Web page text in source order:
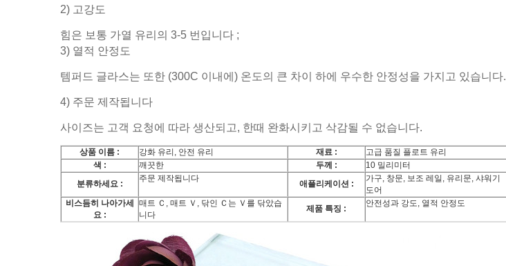
2) 고강도
힘은 보통 가열 유리의 3-5 번입니다 ;
3) 열적 안정도
템퍼드 글라스는 또한 (300C 이내에) 온도의 큰 차이 하에 우수한 안정성을 가지고 있습니다.
4) 주문 제작됩니다
사이즈는 고객 요청에 따라 생산되고, 한때 완화시키고 삭감될 수 없습니다.
상품 이름 : 강화 유리, 안전 유리 재료 :
고급 품질 플로트 유리
색 :
깨끗한 두께 :
10 밀리미터
분류하세요 :
주문 제작됩니다
애플리케이션 :
가구, 창문, 보조 레일, 유리문, 샤워기
도어
비스듬히 나아가세
요 :
매트 Ｃ, 매트 Ｖ, 닦인 Ｃ는 Ｖ를 닦았습
니다
제품 특징 :
안전성과 강도, 열적 안정도